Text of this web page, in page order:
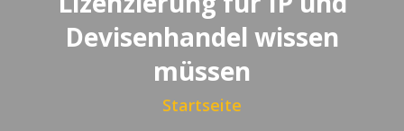
Devisenhandel wissen
müssen
Startseite